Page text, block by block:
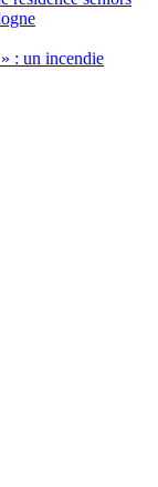
: un incendie